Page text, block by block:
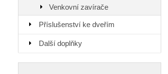
Venkovní zavírače
Příslušenství ke dveřím
Další doplňky